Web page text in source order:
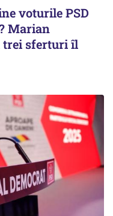
voturile PSD
Marian
trei sferturi îl